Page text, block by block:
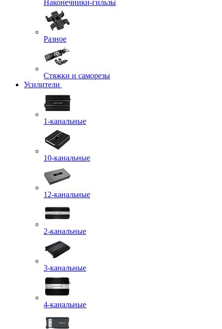
Наконечники-гильзы
Разное
Стяжки и саморезы
Усилители
1-канальные
10-канальные
12-канальные
2-канальные
3-канальные
4-канальные